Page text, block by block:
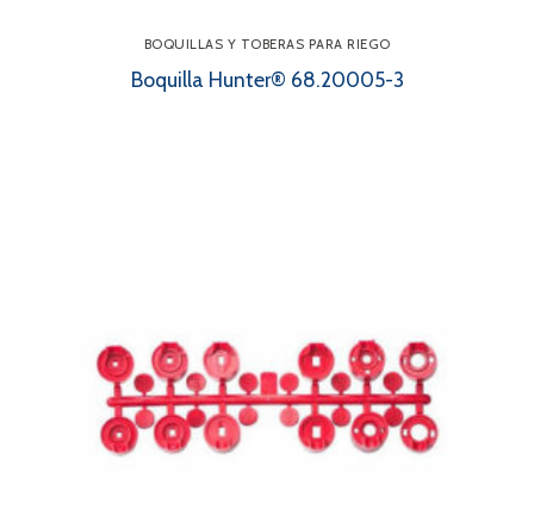
BOQUILLAS Y TOBERAS PARA RIEGO
Boquilla Hunter® 68.20005-3